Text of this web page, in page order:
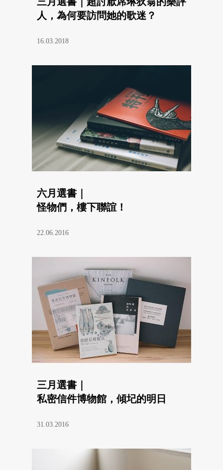
人，為何要訪問她的歌迷？
16.03.2018
六月選書｜
怪物們，樓下聯誼！
22.06.2016
三月選書｜
私密信件博物館，傾圮的明日
31.03.2016